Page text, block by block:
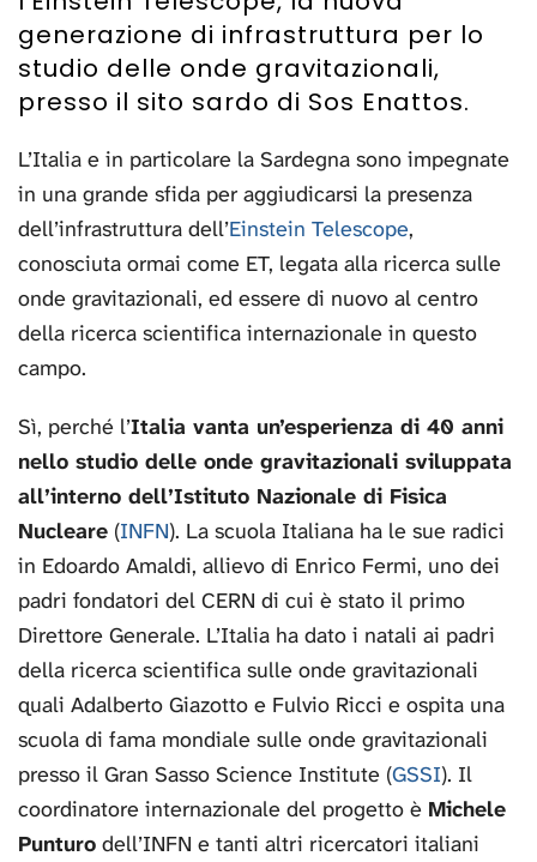
generazione di infrastruttura per lo
studio delle onde gravitazionali,
presso il sito sardo di Sos Enattos.
L’Italia e in particolare la Sardegna sono impegnate
in una grande sfida per aggiudicarsi la presenza
dell’infrastruttura dell’Einstein Telescope,
conosciuta ormai come ET, legata alla ricerca sulle
onde gravitazionali, ed essere di nuovo al centro
della ricerca scientifica internazionale in questo
campo.
Sì, perché l’Italia vanta un’esperienza di 40 anni
nello studio delle onde gravitazionali sviluppata
all’interno dell’Istituto Nazionale di Fisica
Nucleare (INFN). La scuola Italiana ha le sue radici
in Edoardo Amaldi, allievo di Enrico Fermi, uno dei
padri fondatori del CERN di cui è stato il primo
Direttore Generale. L’Italia ha dato i natali ai padri
della ricerca scientifica sulle onde gravitazionali
quali Adalberto Giazotto e Fulvio Ricci e ospita una
scuola di fama mondiale sulle onde gravitazionali
presso il Gran Sasso Science Institute (GSSI). Il
coordinatore internazionale del progetto è Michele
Punturo dell’INFN e tanti altri ricercatori italiani